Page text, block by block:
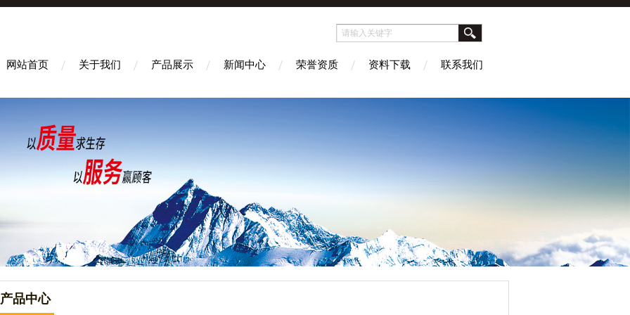
网站首页 关于我们 产品展示 新闻中心 荣誉资质 资料下载 联系我们
产品中心